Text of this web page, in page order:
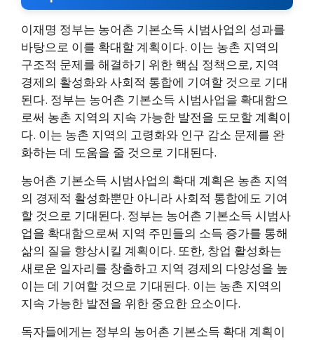
이재명 정부는 농어촌 기본소득 시범사업의 성과를
바탕으로 이를 확대할 계획이다. 이는 농촌 지역의
구조적 문제를 해결하기 위한 핵심 정책으로, 지역
경제의 활성화와 사회적 통합에 기여할 것으로 기대
된다. 정부는 농어촌 기본소득 시범사업을 확대함으
로써 농촌 지역의 지속 가능한 발전을 도모할 계획이
다. 이는 농촌 지역의 고령화와 인구 감소 문제를 완
화하는 데 도움을 줄 것으로 기대된다.
농어촌 기본소득 시범사업의 확대 계획은 농촌 지역
의 경제적 활성화뿐만 아니라 사회적 통합에도 기여
할 것으로 기대된다. 정부는 농어촌 기본소득 시범사
업을 확대함으로써 지역 주민들의 소득 증가를 통해
삶의 질을 향상시킬 계획이다. 또한, 창업 활성화는
새로운 일자리를 창출하고 지역 경제의 다양성을 높
이는 데 기여할 것으로 기대된다. 이는 농촌 지역의
지속 가능한 발전을 위한 중요한 요소이다.
독자들에게는 정부의 농어촌 기본소득 확대 계획이